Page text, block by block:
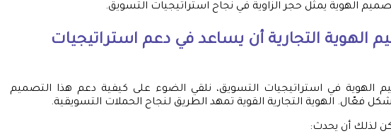
الهوية يمثل حجر الزاوية في نجاح استراتيجيات التسويق.
الهوية التجارية أن يساعد في دعم استراتيجيات
الهوية في استراتيجيات التسويق، نلقي الضوء على كيفية دعم هذا التصميم
فعّال. الهوية التجارية القوية تمهد الطريق لنجاح الحملات التسويقية.
لذلك أن يحدث: